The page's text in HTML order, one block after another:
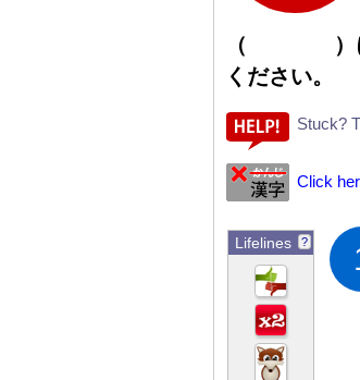
（ ）
ください。
Stuck?
Click
Lifelines ?